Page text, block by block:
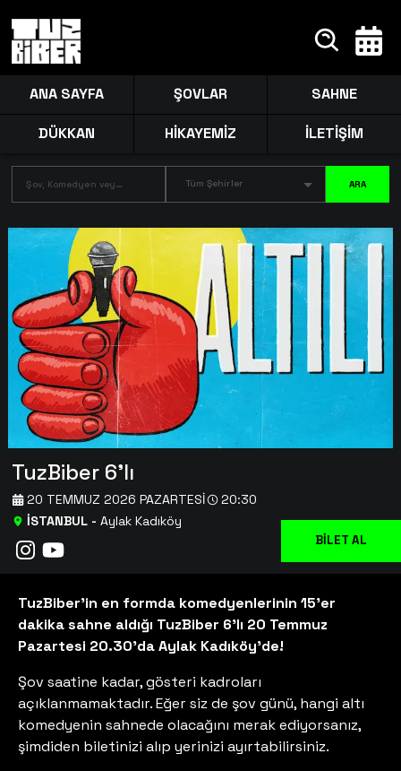
ANA SAYFA ŞOVLAR SAHNE
DÜKKAN HİKAYEMİZ İLETİŞİM
Tüm Şehirler ARA
TuzBiber 6'lı
İSTANBUL- Aylak Kadıköy
20 TEMMUZ 2026 PAZARTESI 20:30
BİLET AL
TuzBiber’in en formda komedyenlerinin 15’er
dakika sahne aldığı TuzBiber 6’lı 20 Temmuz
Pazartesi 20.30'da Aylak Kadıköy’de!
Şov saatine kadar, gösteri kadroları
açıklanmamaktadır. Eğer siz de şov günü, hangi altı
komedyenin sahnede olacağını merak ediyorsanız,
şimdiden biletinizi alıp yerinizi ayırtabilirsiniz.